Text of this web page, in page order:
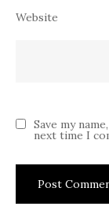
Website
Save my
next time I